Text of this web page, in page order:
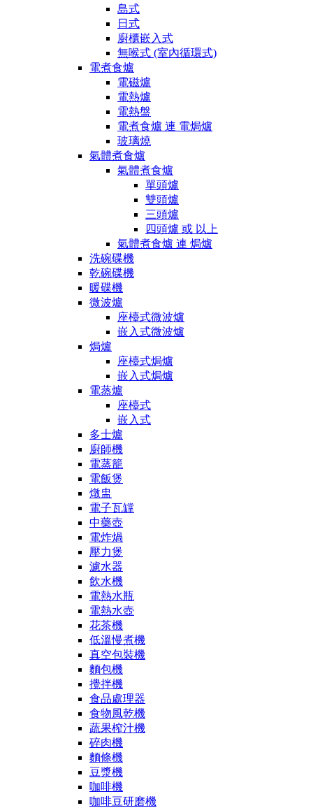
島式
日式
廚櫃嵌入式
無喉式 (室內循環式)
電煮食爐
電磁爐
電熱爐
電熱盤
電煮食爐 連 電焗爐
玻璃燒
氣體煮食爐
氣體煮食爐
單頭爐
雙頭爐
三頭爐
四頭爐 或 以上
氣體煮食爐 連 焗爐
洗碗碟機
乾碗碟機
暖碟機
微波爐
座檯式微波爐
嵌入式微波爐
焗爐
座檯式焗爐
嵌入式焗爐
電蒸爐
座檯式
嵌入式
多士爐
廚師機
電蒸籠
電飯煲
燉盅
電子瓦罉
中藥壺
電炸煱
壓力煲
濾水器
飲水機
電熱水瓶
電熱水壺
花茶機
低溫慢煮機
真空包裝機
麵包機
攪拌機
食品處理器
食物風乾機
蔬果榨汁機
碎肉機
麵條機
豆漿機
咖啡機
咖啡豆研磨機